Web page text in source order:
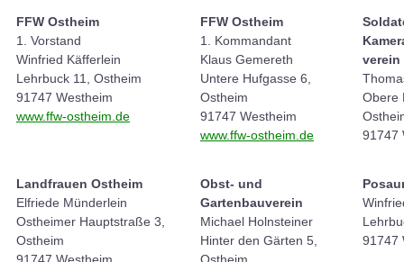
FFW Ostheim
1. Vorstand
Winfried Käfferlein
Lehrbuck 11, Ostheim
91747 Westheim
www.ffw-ostheim.de
FFW Ostheim
1. Kommandant
Klaus Gemereth
Untere Hufgasse 6,
Ostheim
91747 Westheim
www.ffw-ostheim.de
verein
Obere
91747
Landfrauen Ostheim
Elfriede Münderlein
Ostheimer Hauptstraße 3,
Ostheim
Obst- und
Gartenbauverein
Michael Holnsteiner
Hinter den Gärten 5,
91747